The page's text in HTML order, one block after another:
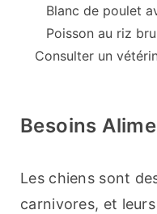
Blanc de poulet
Poisson au riz
Consulter un
Besoins
Les chiens sont
carnivores, et